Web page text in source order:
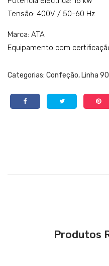
Tensão: 400V / 50-60 Hz
Marca: ATA
Equipamento com
Categorias: Confeção, Linha
Produtos